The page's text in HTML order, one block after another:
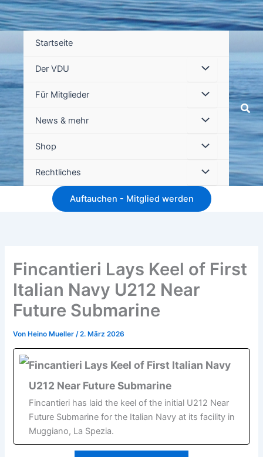
Startseite
Der VDU
Für Mitglieder
News & mehr
Shop
Rechtliches
Auftauchen - Mitglied werden
Fincantieri Lays Keel of First
Italian Navy U212 Near
Future Submarine
Von Heino Mueller/2. März 2026
Fincantieri Lays Keel of First Italian Navy
U212 Near Future Submarine
Fincantieri has laid the keel of the initial U212 Near
Future Submarine for the Italian Navy at its facility in
Muggiano, La Spezia.